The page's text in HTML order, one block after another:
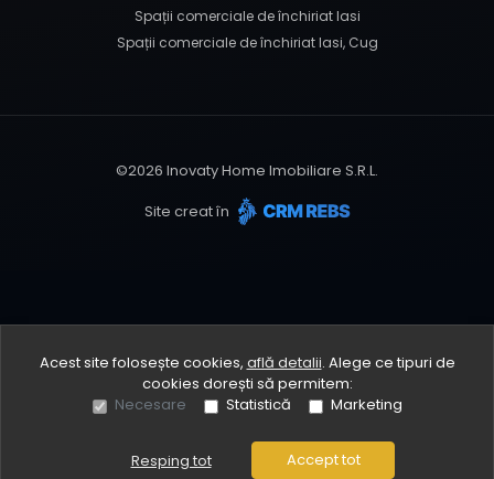
Sună acum Solicită vizionare
Spații comerciale de închiriat Iasi
Spații comerciale de închiriat Iasi, Cug
©2026 Inovaty Home Imobiliare S.R.L.
Site creat în
Acest site folosește cookies, află detalii. Alege ce tipuri de
cookies dorești să permitem:
Necesare
Statistică Marketing
Resping tot Accept tot